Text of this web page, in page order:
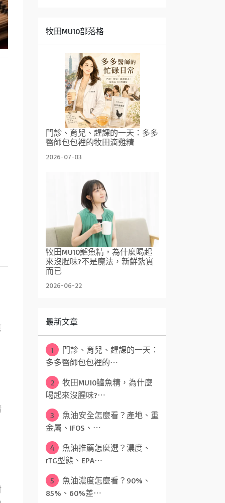
牧田MU10部落格
門診、育兒、趕課的一天：多多
醫師包包裡的牧田滴雞精
2026-07-03
牧田MU10鱸魚精，為什麼喝起
來沒腥味?不是魔法，新鮮紮實
而已
2026-06-22
最新文章
1
門診、育兒、趕課的一天：
多多醫師包包裡的⋯
2
牧田MU10鱸魚精，為什麼
喝起來沒腥味?⋯
3
魚油安全怎麼看？產地、重
金屬、IFOS、⋯
4
魚油推薦怎麼選？濃度、
rTG型態、EPA⋯
5
魚油濃度怎麼看？90%、
85%、60%差⋯